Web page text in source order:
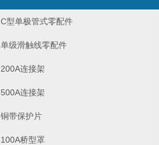
C型单极管式零配件
单级滑触线零配件
200A连接架
500A连接架
铜带保护片
100A桥型罩